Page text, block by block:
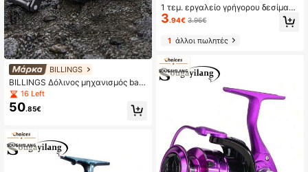
BILLINGS
BILLINGS Δόλινος μηχανισμός bait
casting με ψηφιακό έλεγχο, έξυπν
ο φρένο, 6+1 διπλά σφραγισμένα
BB, στρογγυλό σχήμα, αναλογία τα
ματός 5KG, με ήχο κλικ φρένου, ε
λαφρύ μεταλλικό spool και λαβή
16 Left
50.85€
1 τεμ. εργαλείο γρήγορου δεσίματο
ς, χειροκίνητη ημι-αυτόματη συσκ
ευή δεσίματος αγκίστριου ψαρέμα
τος από ανοξείδωτο ατσάλι
3.94€ 3.96€
1άλλοι πωλητές